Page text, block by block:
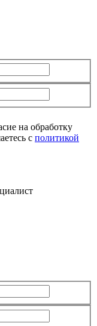
на обработку
с политикой